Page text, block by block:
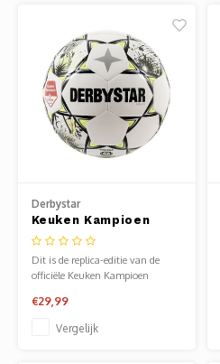
Derbystar
Keuken Kampioen
Divisie Replica 25/26
Dit is de replica-editie van de
officiële Keuken Kampioen
‘25/’26!
€29,99
Vergelijk